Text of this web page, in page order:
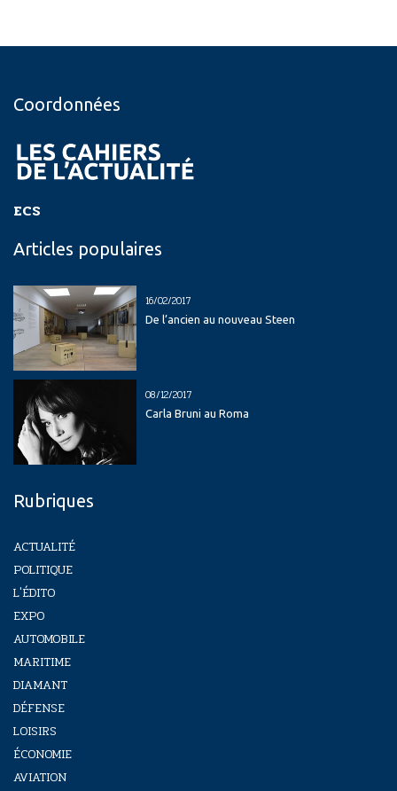
Coordonnées
ECS
Articles populaires
16/02/2017
De l’ancien au nouveau Steen
08/12/2017
Carla Bruni au Roma
Rubriques
ACTUALITÉ
POLITIQUE
L'ÉDITO
EXPO
AUTOMOBILE
MARITIME
DIAMANT
DÉFENSE
LOISIRS
ÉCONOMIE
AVIATION